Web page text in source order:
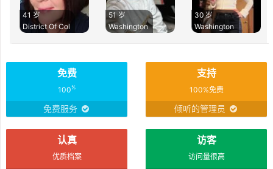
41 岁
District Of Col
51 岁
Washington
30 岁
Washington
免费
100%
免费服务
支持
100%免费
倾听的管理员
认真
优质档案
访客
访问量很高